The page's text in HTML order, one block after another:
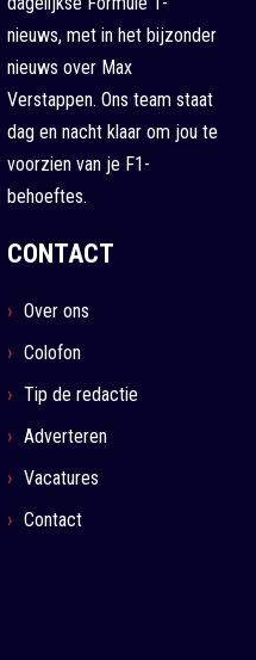
nieuws, met in het bijzonder
nieuws over Max
Verstappen. Ons team staat
dag en nacht klaar om jou te
voorzien van je F1-
behoeftes.
CONTACT
Over ons
Colofon
Tip de redactie
Adverteren
Vacatures
Contact